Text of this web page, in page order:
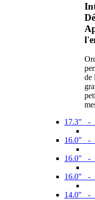
de
17.3" -
16.0" -
16.0" -
16.0" -
14.0" -